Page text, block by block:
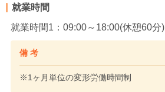
就業時間
就業時間1：09:00～18:00(休憩60分)
備 考
※1ヶ月単位の変形労働時間制